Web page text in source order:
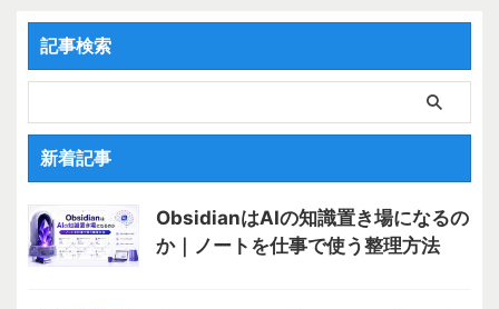
記事検索
新着記事
ObsidianはAIの知識置き場になるの
か｜ノートを仕事で使う整理方法